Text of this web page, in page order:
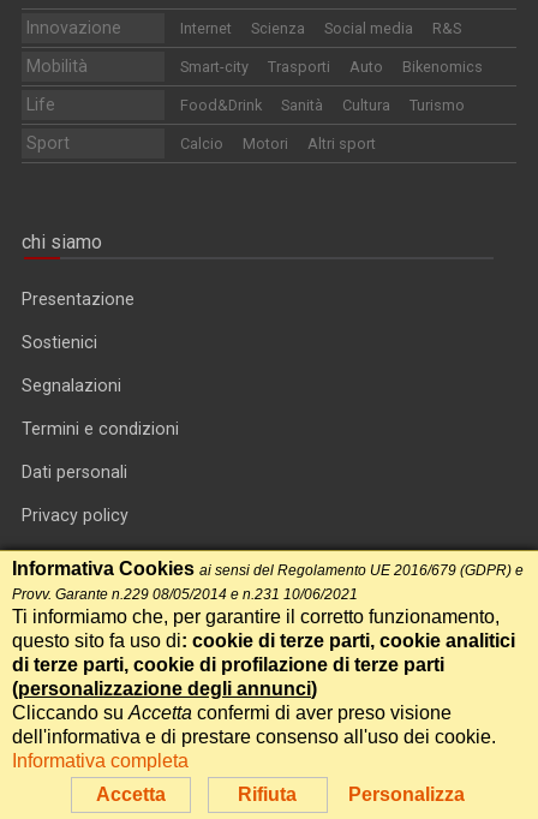
Innovazione Internet Scienza Social media R&S
Mobilità Smart-city Trasporti Auto Bikenomics
Life Food&Drink Sanità Cultura Turismo
Sport Calcio Motori Altri sport
chi siamo
Presentazione
Sostienici
Segnalazioni
Termini e condizioni
Dati personali
Privacy policy
Informativa cookie
RSS feed
RSS Top News
Contatti
International Communication S.r.l. • P.IVA 14478081004 • Testata
giornalistica n.191, reg. Tribunale di Roma del 14/12/2017
Accetta Rifiuta Personalizza
Informativa Cookies ai sensi del Regolamento UE 2016/679 (GDPR) e
Provv. Garante n.229 08/05/2014 e n.231 10/06/2021
Ti informiamo che, per garantire il corretto funzionamento,
questo sito fa uso di: cookie di terze parti, cookie analitici
di terze parti, cookie di profilazione di terze parti
(personalizzazione degli annunci)
Cliccando su Accetta confermi di aver preso visione
dell'informativa e di prestare consenso all'uso dei cookie.
Informativa completa